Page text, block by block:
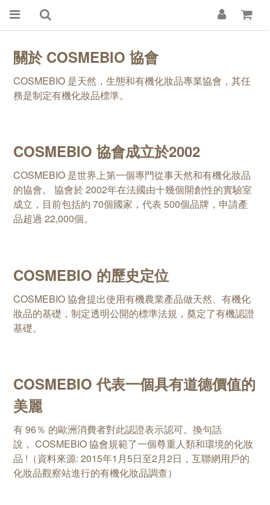
關於 COSMEBIO 協會
COSMEBIO 是天然，生態和有機化妝品專業協會，其任
務是制定有機化妝品標準。
COSMEBIO 協會成立於2002
COSMEBIO 是世界上第一個專門從事天然和有機化妝品
的協會。 協會於 2002年在法國由十幾個開創性的實驗室
成立，目前包括約 70個國家，代表 500個品牌，申請產
品超過 22,000個。
COSMEBIO 的歷史定位
COSMEBIO 協會提出使用有機農業產品做天然、有機化
妝品的基礎，制定透明公開的標準法規，奠定了有機認證
基礎。
COSMEBIO 代表一個具有道德價值的
美麗
有 96％ 的歐洲消費者對此認證表示認可。換句話
說， COSMEBIO 協會規範了一個尊重人類和環境的化妝
品 ! （資料來源: 2015年1月5日至2月2日，互聯網用戶的
化妝品觀察站進行的有機化妝品調查）